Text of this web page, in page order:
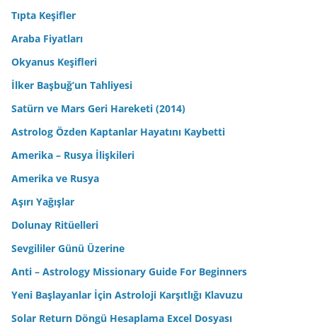
Tıpta Keşifler
Araba Fiyatları
Okyanus Keşifleri
İlker Başbuğ’un Tahliyesi
Satürn ve Mars Geri Hareketi (2014)
Astrolog Özden Kaptanlar Hayatını Kaybetti
Amerika – Rusya İlişkileri
Amerika ve Rusya
Aşırı Yağışlar
Dolunay Ritüelleri
Sevgililer Günü Üzerine
Anti – Astrology Missionary Guide For Beginners
Yeni Başlayanlar İçin Astroloji Karşıtlığı Klavuzu
Solar Return Döngü Hesaplama Excel Dosyası